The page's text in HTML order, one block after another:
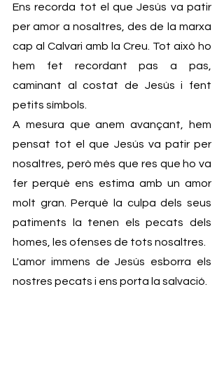
Ens recorda tot el que Jesús va patir
per amor a nosaltres, des de la marxa
cap al Calvari amb la Creu. Tot això ho
hem fet recordant pas a pas,
caminant al costat de Jesús i fent
petits símbols.
A mesura que anem avançant, hem
pensat tot el que Jesús va patir per
nosaltres, però més que res que ho va
fer perquè ens estima amb un amor
molt gran. Perquè la culpa dels seus
patiments la tenen els pecats dels
homes, les ofenses de tots nosaltres.
L'amor immens de Jesús esborra els
nostres pecats i ens porta la salvació.